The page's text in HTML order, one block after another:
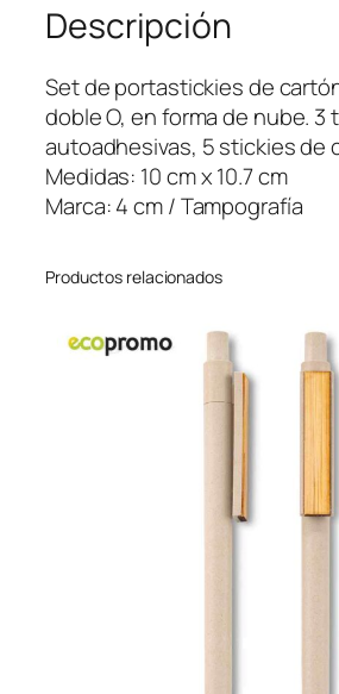
t
F
l
o
p
p
y
n
Descripción
Set de portastickies de
doble O, en forma de nube. 3
autoadhesivas, 5 stickies de
Medidas: 10 cm x 10.7 cm
Marca: 4 cm / Tampografía
Productos relacionados